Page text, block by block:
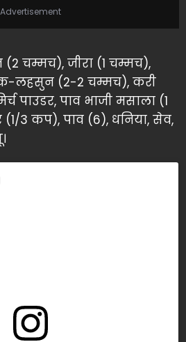
Advertisement
चम्मच), जीरा (1 चम्मच),
लहसुन (2-2 चम्मच), करी
पाउडर, पाव भाजी मसाला (1
3 कप), पाव (6), धनिया, सेव,